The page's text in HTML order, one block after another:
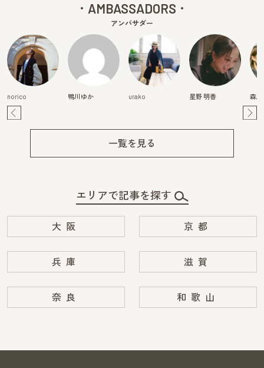
AMBASSADORS
アンバサダー
norico 鴨川ゆか urako 星野 明香 森
一覧を見る
エリアで記事を探す
大阪 京都
兵庫 滋賀
奈良 和歌山